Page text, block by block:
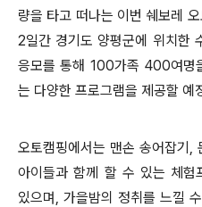
량을 타고 떠나는 이번 쉐보레
2일간 경기도 양평군에 위치한
응모를 통해 100가족 400여명
는 다양한 프로그램을 제공할 예
오토캠핑에서는 맨손 송어잡기,
아이들과 함께 할 수 있는 체험
있으며, 가을밤의 정취를 느낄